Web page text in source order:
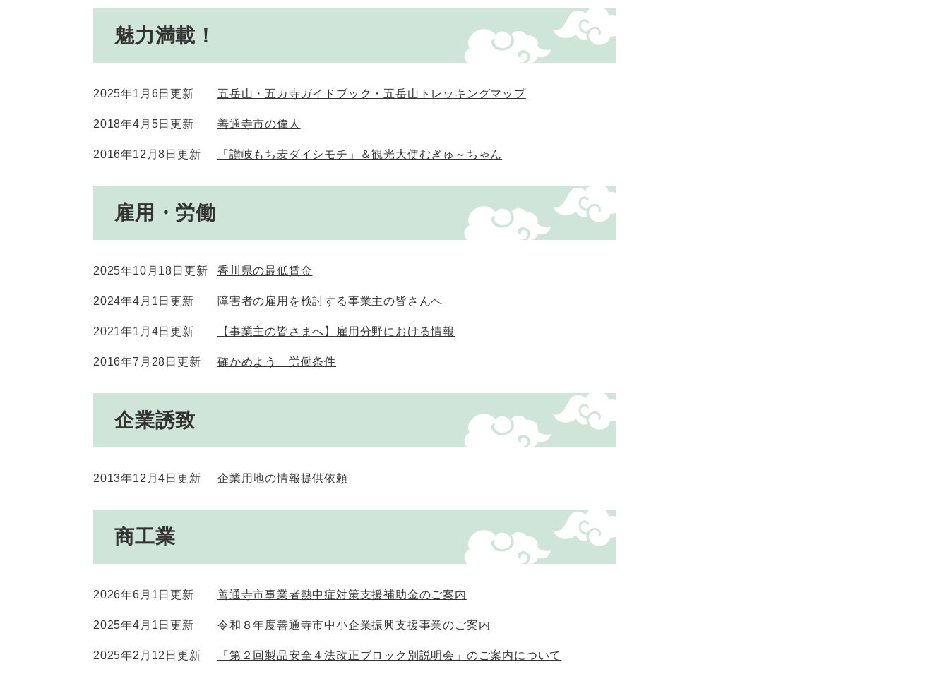
魅力満載！
2025年1月6日更新 五岳山・五カ寺ガイドブック・五岳山トレッキングマップ
2018年4月5日更新 善通寺市の偉人
2016年12月8日更新 「讃岐もち麦ダイシモチ」＆観光大使むぎゅ～ちゃん
雇用・労働
2025年10月18日更新 香川県の最低賃金
2024年4月1日更新 障害者の雇用を検討する事業主の皆さんへ
2021年1月4日更新 【事業主の皆さまへ】雇用分野における情報
2016年7月28日更新 確かめよう 労働条件
企業誘致
2013年12月4日更新 企業用地の情報提供依頼
商工業
2026年6月1日更新 善通寺市事業者熱中症対策支援補助金のご案内
2025年4月1日更新 令和８年度善通寺市中小企業振興支援事業のご案内
2025年2月12日更新 「第２回製品安全４法改正ブロック別説明会」のご案内について